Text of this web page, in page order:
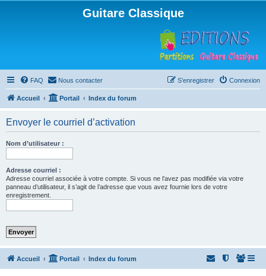
Guitare Classique
FAQ Nous contacter Connexion
S’enregistrer
Accueil Portail Index du forum
Envoyer le courriel d’activation
Nom d’utilisateur :
Adresse courriel :
Adresse courriel associée à votre compte. Si vous ne l’avez pas modifiée via votre
panneau d’utilisateur, il s’agit de l’adresse que vous avez fournie lors de votre
enregistrement.
Accueil Portail Index du forum